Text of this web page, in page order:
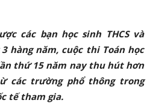
các bạn học sinh THCS và
hàng năm, cuộc thi Toán học
thứ 15 năm nay thu hút hơn
các trường phổ thông trong
tế tham gia.